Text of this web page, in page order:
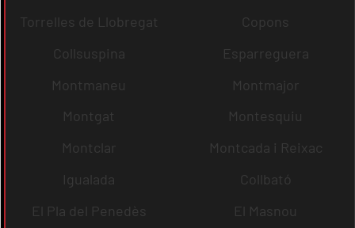
Torrelles de Llobregat
Copons
Collsuspina
Esparreguera
Montmaneu
Montmajor
Montgat
Montesquiu
Montclar
Montcada i Reixac
Igualada
Collbató
El Pla del Penedès
El Masnou